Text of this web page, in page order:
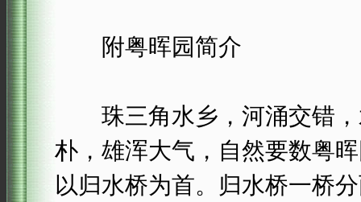
附粤晖园简介
珠三角水乡，河涌交错，
朴，雄浑大气，自然要数粤
以归水桥为首。归水桥一桥